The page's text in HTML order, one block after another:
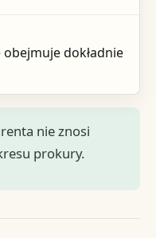
dokładnie
nie znosi
prokury.